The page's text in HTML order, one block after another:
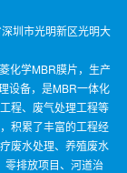
圳市光明新区光明大
化学MBR膜片，生产
设备，是MBR一体化
程、废气处理工程等
积累了丰富的工程经
废水处理、养殖废水
零排放项目、河道治